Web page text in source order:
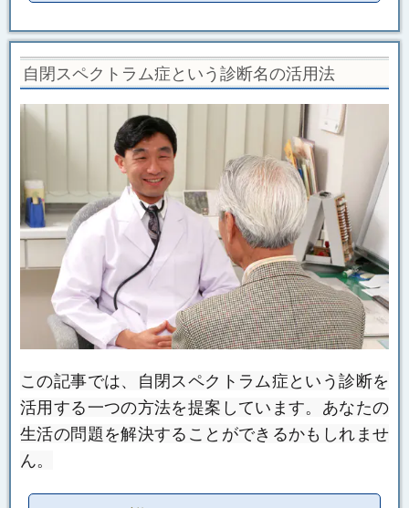
自閉スペクトラム症という診断名の活用法
この記事では、自閉スペクトラム症という診断を
活用する一つの方法を提案しています。 あなたの
生活の問題を解決することができるかもしれませ
ん。